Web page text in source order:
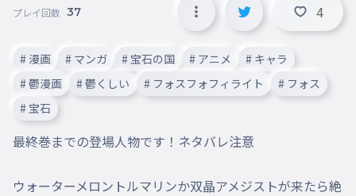
プレイ回数 37 4
# 漫画 # マンガ # 宝石の国 # アニメ
# キャラ
# 鬱漫画
# 鬱くしい # フォスフォフィライト
# フォス
# 宝石
最終巻までの登場人物です！ネタバレ注意
ウォーターメロントルマリンか双晶アメジストが来たら絶